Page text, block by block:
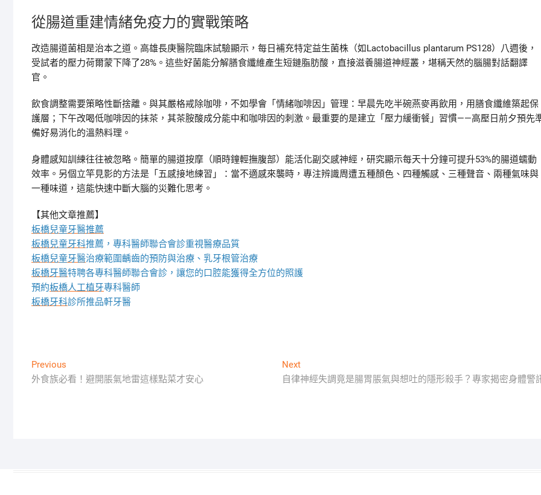
從腸道重建情緒免疫力的實戰策略
改造腸道菌相是治本之道。高雄長庚醫院臨床試驗顯示，每日補充特定益生菌株（如Lactobacillus plantarum PS128）八週後，
受試者的壓力荷爾蒙下降了28%。這些好菌能分解膳食纖維產生短鏈脂肪酸，直接滋養腸道神經叢，堪稱天然的腦腸對話翻譯
官。
飲食調整需要策略性斷捨離。與其嚴格戒除咖啡，不如學會「情緒咖啡因」管理：早晨先吃半碗燕麥再飲用，用膳食纖維築起保
護層；下午改喝低咖啡因的抹茶，其茶胺酸成分能中和咖啡因的刺激。最重要的是建立「壓力緩衝餐」習慣——高壓日前夕預先
備好易消化的溫熱料理。
身體感知訓練往往被忽略。簡單的腸道按摩（順時鐘輕撫腹部）能活化副交感神經，研究顯示每天十分鐘可提升53%的腸道蠕動
效率。另個立竿見影的方法是「五感接地練習」：當不適感來襲時，專注辨識周遭五種顏色、四種觸感、三種聲音、兩種氣味與
一種味道，這能快速中斷大腦的災難化思考。
【其他文章推薦】
板橋兒童牙醫推薦
板橋兒童牙科推薦，專科醫師聯合會診重視醫療品質
板橋兒童牙醫治療範圍齲齒的預防與治療、乳牙根管治療
板橋牙醫特聘各專科醫師聯合會診，讓您的口腔能獲得全方位的照護
預約板橋人工植牙專科醫師
板橋牙科診所推品軒牙醫
文
章
Previous
post:
外食族必看！避開脹氣地雷這樣點菜才安心
NextNext
post:
自律神經失調竟是腸胃脹氣與想吐的隱形殺手？專家揭密身體警